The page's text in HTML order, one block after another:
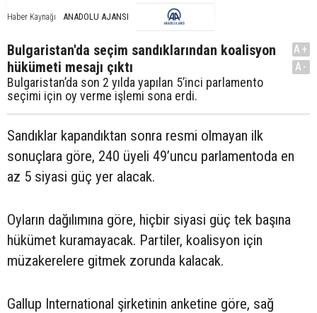
Haber Kaynağı ANADOLU AJANSI
Bulgaristan'da seçim sandıklarından koalisyon
hükümeti mesajı çıktı
Bulgaristan’da son 2 yılda yapılan 5’inci parlamento
seçimi için oy verme işlemi sona erdi.
A+
A-
Sandıklar kapandıktan sonra resmi olmayan ilk
sonuçlara göre, 240 üyeli 49’uncu parlamentoda en
az 5 siyasi güç yer alacak.
Oyların dağılımına göre, hiçbir siyasi güç tek başına
hükümet kuramayacak. Partiler, koalisyon için
müzakerelere gitmek zorunda kalacak.
Gallup International şirketinin anketine göre, sağ